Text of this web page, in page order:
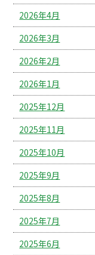
2026年4月
2026年3月
2026年2月
2026年1月
2025年12月
2025年11月
2025年10月
2025年9月
2025年8月
2025年7月
2025年6月